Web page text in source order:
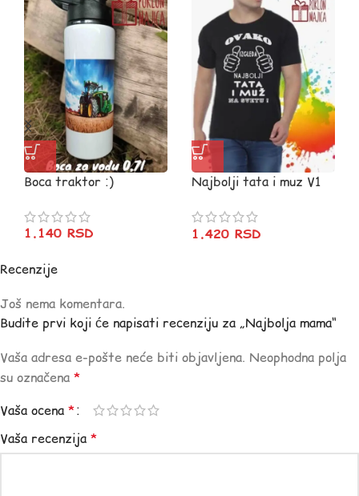
Boca traktor :)
1.140 RSD
Najbolji tata i muz V1
1.420 RSD
Recenzije
Još nema komentara.
Budite prvi koji će napisati recenziju za „Najbolja mama“
Vaša adresa e-pošte neće biti objavljena. Neophodna polja
su označena *
Vaša ocena *
Vaša recenzija *